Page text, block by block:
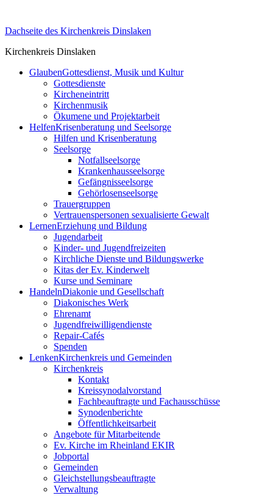
content
Dachseite des Kirchenkreis Dinslaken
Kirchenkreis Dinslaken
GlaubenGottesdienst, Musik und Kultur
Gottesdienste
Kircheneintritt
Kirchenmusik
Ökumene und Projektarbeit
HelfenKrisenberatung und Seelsorge
Hilfen und Krisenberatung
Seelsorge
Notfallseelsorge
Krankenhausseelsorge
Gefängnisseelsorge
Gehörlosenseelsorge
Trauergruppen
Vertrauenspersonen sexualisierte Gewalt
LernenErziehung und Bildung
Jugendarbeit
Kinder- und Jugendfreizeiten
Kirchliche Dienste und Bildungswerke
Kitas der Ev. Kinderwelt
Kurse und Seminare
HandelnDiakonie und Gesellschaft
Diakonisches Werk
Ehrenamt
Jugendfreiwilligendienste
Repair-Cafés
Spenden
LenkenKirchenkreis und Gemeinden
Kirchenkreis
Kontakt
Kreissynodalvorstand
Fachbeauftragte und Fachausschüsse
Synodenberichte
Öffentlichkeitsarbeit
Angebote für Mitarbeitende
Ev. Kirche im Rheinland EKIR
Jobportal
Gemeinden
Gleichstellungs­­­beauftragte
Verwaltung